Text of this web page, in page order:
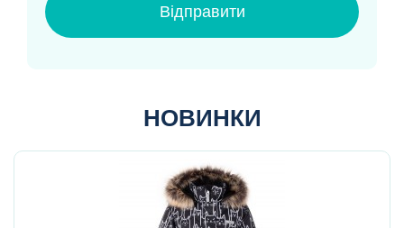
Відправити
НОВИНКИ